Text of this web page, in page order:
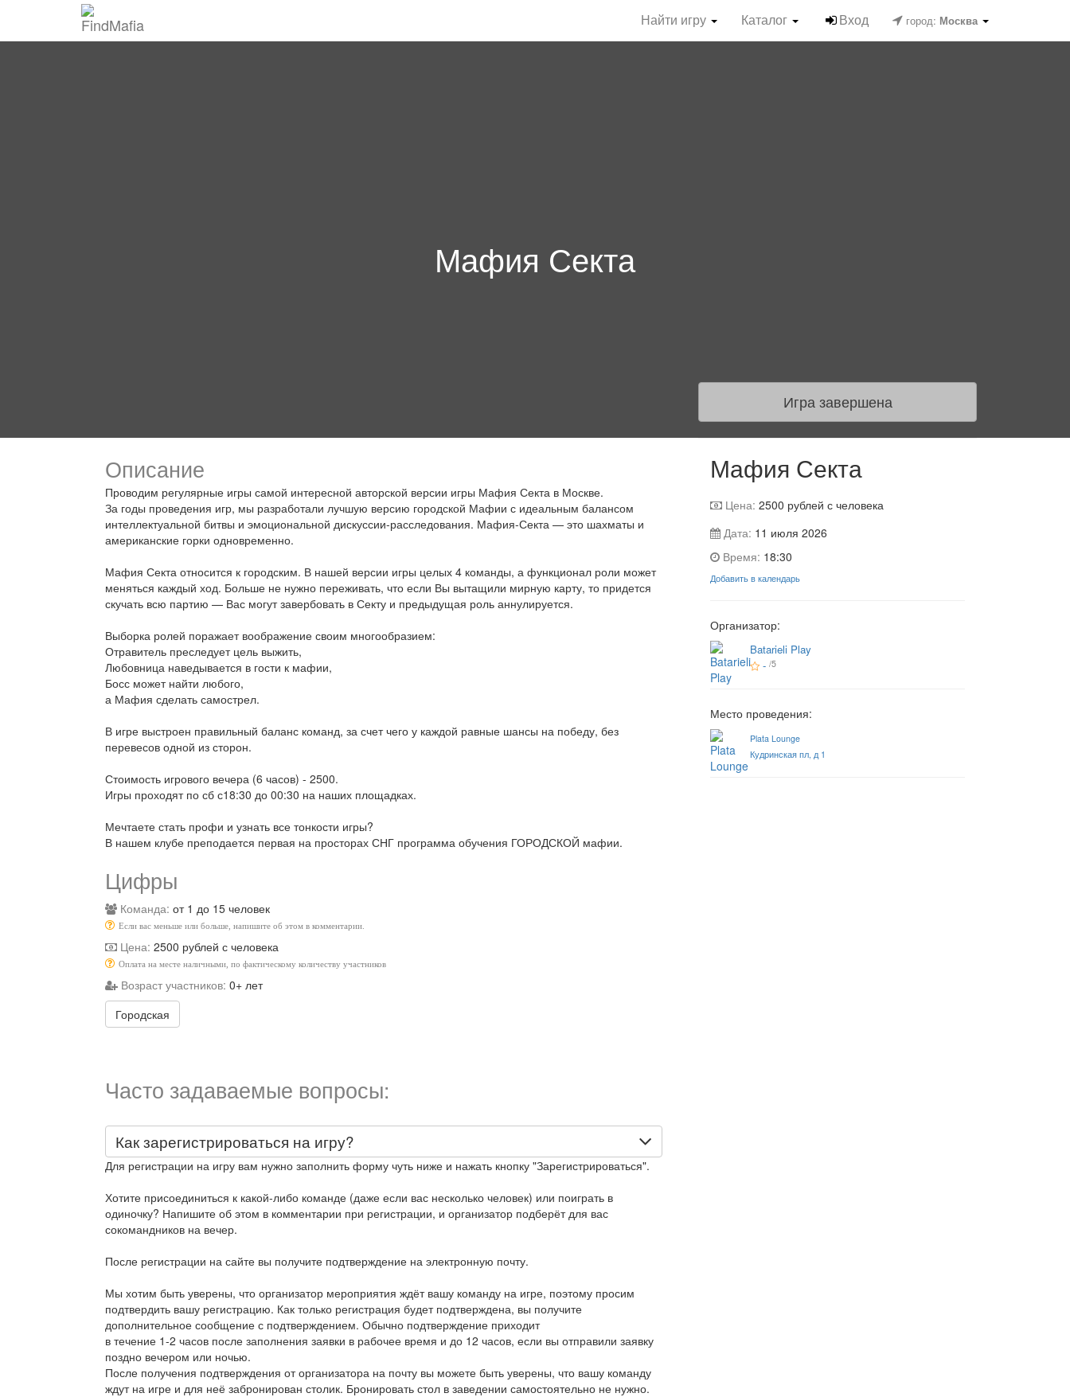
город: Москва
Найти игру Каталог Вход
Мафия Секта
Игра завершена
Мафия Секта
Цена: 2500 рублей с человека
Дата: 11 июля 2026
Время: 18:30
Добавить в календарь
Организатор:
Batarieli Play
- /5
Место проведения:
Plata Lounge
Кудринская пл, д 1
Описание
Проводим регулярные игры самой интересной авторской версии игры Мафия Секта в Москве.
За годы проведения игр, мы разработали лучшую версию городской Мафии с идеальным балансом
интеллектуальной битвы и эмоциональной дискуссии-расследования. Мафия-Секта — это шахматы и
американские горки одновременно.
Мафия Секта относится к городским. В нашей версии игры целых 4 команды, а функционал роли может
меняться каждый ход. Больше не нужно переживать, что если Вы вытащили мирную карту, то придется
скучать всю партию — Вас могут завербовать в Секту и предыдущая роль аннулируется.
Выборка ролей поражает воображение своим многообразием:
Отравитель преследует цель выжить,
Любовница наведывается в гости к мафии,
Босс может найти любого,
а Мафия сделать самострел.
В игре выстроен правильный баланс команд, за счет чего у каждой равные шансы на победу, без
перевесов одной из сторон.
Стоимость игрового вечера (6 часов) - 2500.
Игры проходят по сб с18:30 до 00:30 на наших площадках.
Мечтаете стать профи и узнать все тонкости игры?
В нашем клубе преподается первая на просторах СНГ программа обучения ГОРОДСКОЙ мафии.
Цифры
Команда: от 1 до 15 человек
Если вас меньше или больше, напишите об этом в комментарии.
Цена: 2500 рублей с человека
Оплата на месте наличными, по фактическому количеству участников
Возраст участников: 0+ лет
Городская
Часто задаваемые вопросы:
Как зарегистрироваться на игру?
Для регистрации на игру вам нужно заполнить форму чуть ниже и нажать кнопку "Зарегистрироваться".
Хотите присоединиться к какой-либо команде (даже если вас несколько человек) или поиграть в
одиночку? Напишите об этом в комментарии при регистрации, и организатор подберёт для вас
сокомандников на вечер.
После регистрации на сайте вы получите подтверждение на электронную почту.
Мы хотим быть уверены, что организатор мероприятия ждёт вашу команду на игре, поэтому просим
подтвердить вашу регистрацию. Как только регистрация будет подтверждена, вы получите
дополнительное сообщение с подтверждением. Обычно подтверждение приходит
в течение 1-2 часов после заполнения заявки в рабочее время и до 12 часов, если вы отправили заявку
поздно вечером или ночью.
После получения подтверждения от организатора на почту вы можете быть уверены, что вашу команду
ждут на игре и для неё забронирован столик. Бронировать стол в заведении самостоятельно не нужно.